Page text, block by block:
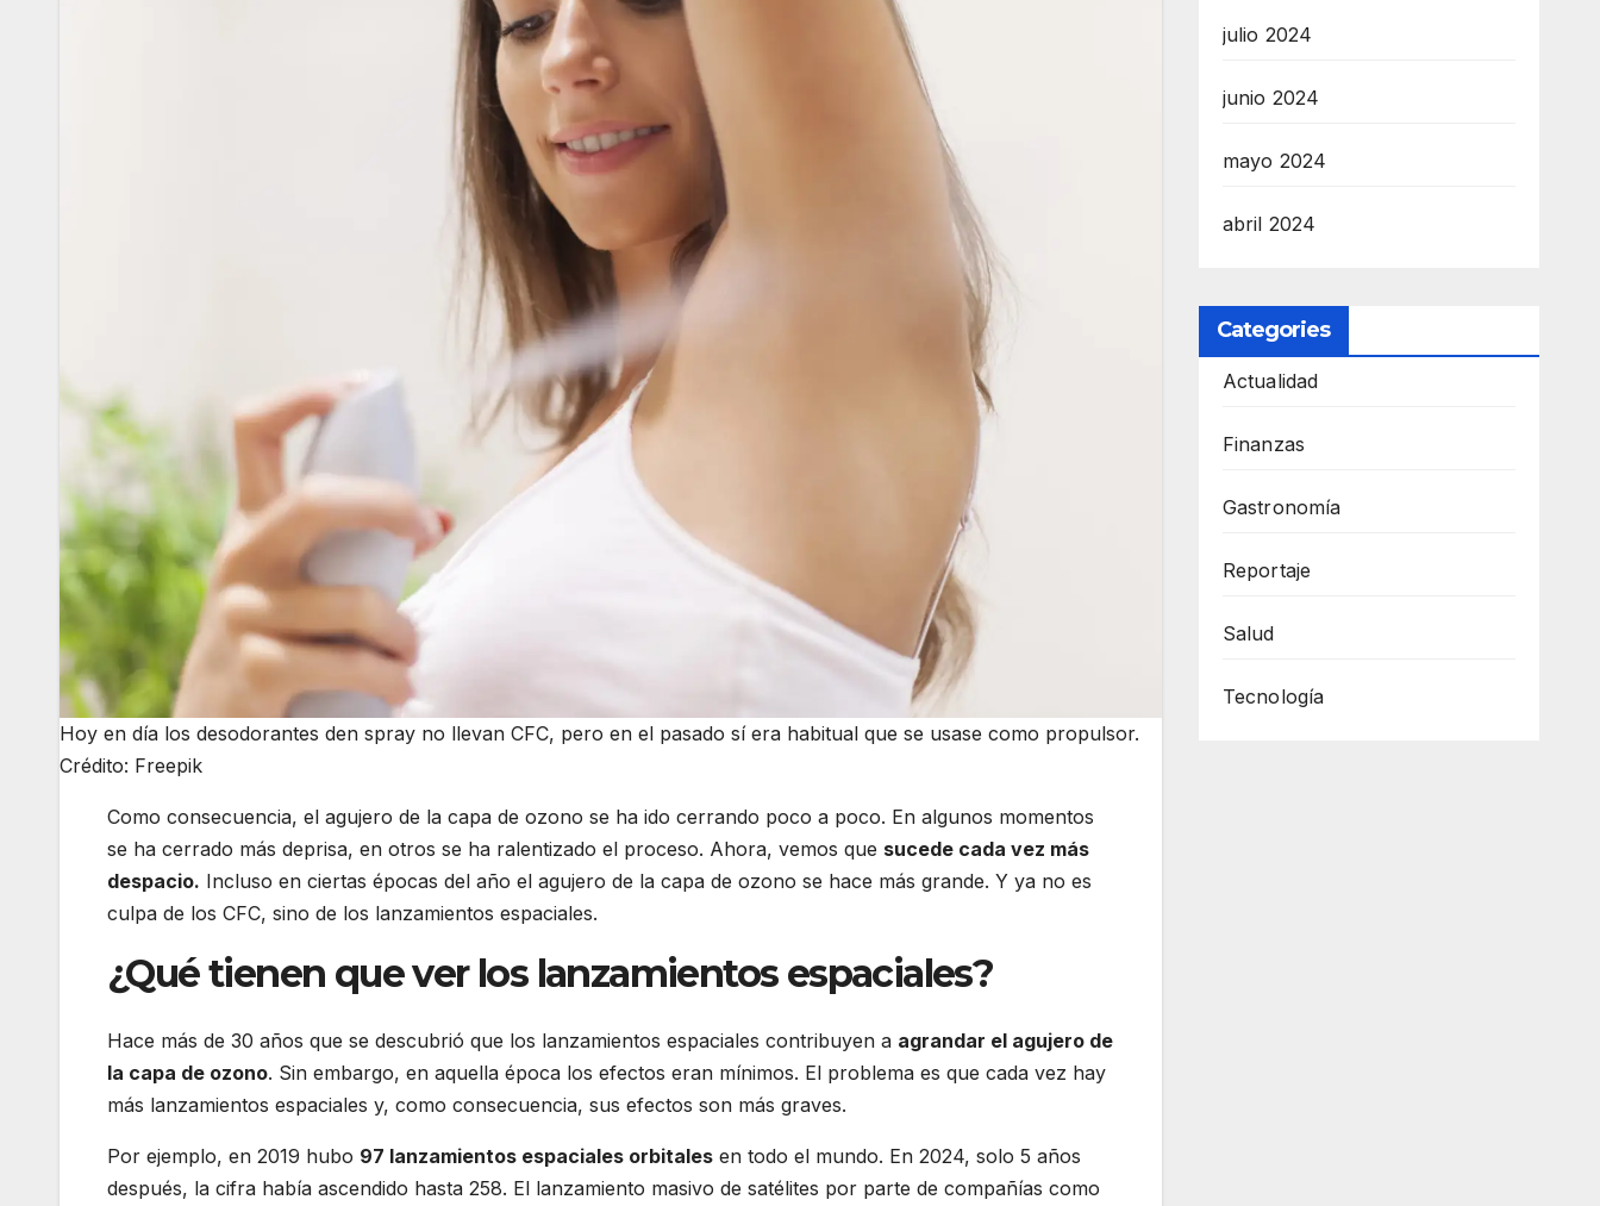
Hoy en día los desodorantes den spray no llevan CFC, pero en el pasado sí era habitual que se usase como propulsor.
Crédito: Freepik
Como consecuencia, el agujero de la capa de ozono se ha ido cerrando poco a poco. En algunos momentos
se ha cerrado más deprisa, en otros se ha ralentizado el proceso. Ahora, vemos que sucede cada vez más
despacio. Incluso en ciertas épocas del año el agujero de la capa de ozono se hace más grande. Y ya no es
culpa de los CFC, sino de los lanzamientos espaciales.
¿Qué tienen que ver los lanzamientos espaciales?
Hace más de 30 años que se descubrió que los lanzamientos espaciales contribuyen a agrandar el agujero de
la capa de ozono. Sin embargo, en aquella época los efectos eran mínimos. El problema es que cada vez hay
más lanzamientos espaciales y, como consecuencia, sus efectos son más graves.
Por ejemplo, en 2019 hubo 97 lanzamientos espaciales orbitales en todo el mundo. En 2024, solo 5 años
después, la cifra había ascendido hasta 258. El lanzamiento masivo de satélites por parte de compañías como
julio 2024
junio 2024
mayo 2024
abril 2024
Categories
Actualidad
Finanzas
Gastronomía
Reportaje
Salud
Tecnología